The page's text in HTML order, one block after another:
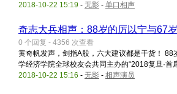
2018-10-22 15:19 - 无影 - 单口相声
奇志大兵相声：88岁的厉以宁与67
0 个回复 - 4356 次查看
黄奇帆发声，剑指A股，六大建议都是干货！
学经济学院全球校友会共同主办的“2018复旦·首
2018-10-22 15:16 - 无影 - 相声演员